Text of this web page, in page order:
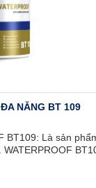
NĂNG BT 109
BT109: Là sản